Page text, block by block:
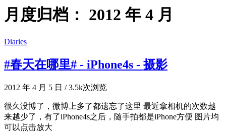
月度归档： 2012 年 4 月
Diaries
#春天在哪里# - iPhone4s - 摄影
2012 年 4 月 5 日 /3.5k次浏览
很久没博了，微博上多了都遗忘了这里 最近拿相机的次数越
来越少了，有了iPhone4s之后，随手拍都是iPhone方便 图片均
可以点击放大